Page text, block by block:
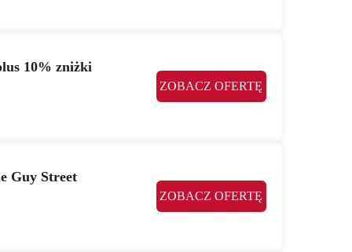
10% zniżki
ZOBACZ OFERTĘ
Guy Street
ZOBACZ OFERTĘ